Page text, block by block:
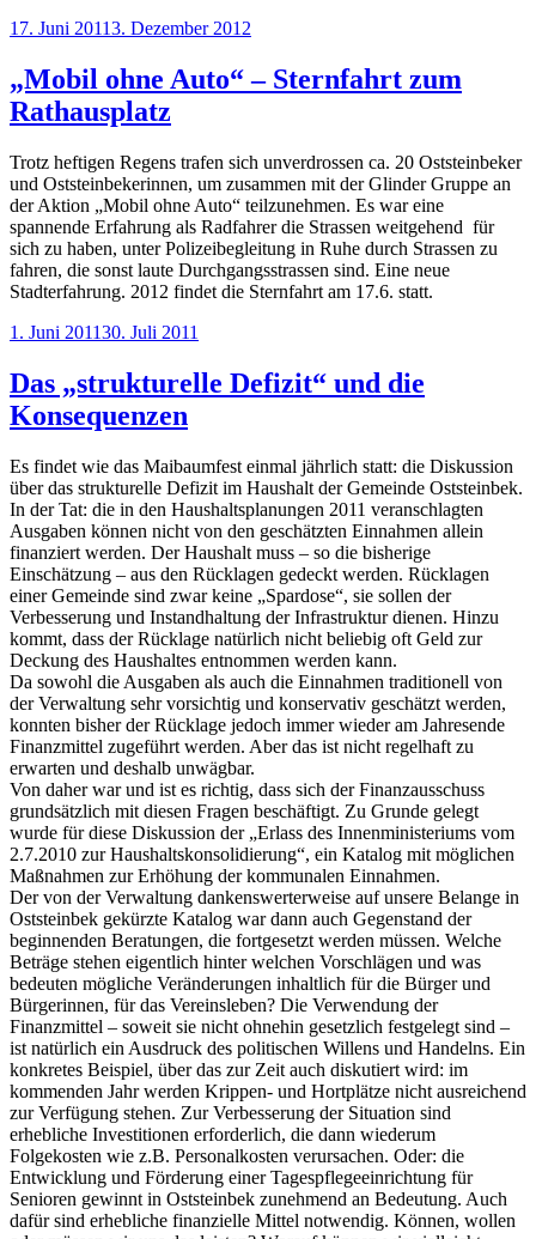
Veröffentlicht
17. Juni 20113. Dezember 2012
„Mobil ohne Auto“ – Sternfahrt zum
Rathausplatz
Trotz heftigen Regens trafen sich unverdrossen ca. 20 Oststeinbeker
und Oststeinbekerinnen, um zusammen mit der Glinder Gruppe an
der Aktion „Mobil ohne Auto“ teilzunehmen. Es war eine
spannende Erfahrung als Radfahrer die Strassen weitgehend für
sich zu haben, unter Polizeibegleitung in Ruhe durch Strassen zu
fahren, die sonst laute Durchgangsstrassen sind. Eine neue
Stadterfahrung. 2012 findet die Sternfahrt am 17.6. statt.
Veröffentlicht
1. Juni 201130. Juli 2011
Das „strukturelle Defizit“ und die
Konsequenzen
Es findet wie das Maibaumfest einmal jährlich statt: die Diskussion
über das strukturelle Defizit im Haushalt der Gemeinde Oststeinbek.
In der Tat: die in den Haushaltsplanungen 2011 veranschlagten
Ausgaben können nicht von den geschätzten Einnahmen allein
finanziert werden. Der Haushalt muss – so die bisherige
Einschätzung – aus den Rücklagen gedeckt werden. Rücklagen
einer Gemeinde sind zwar keine „Spardose“, sie sollen der
Verbesserung und Instandhaltung der Infrastruktur dienen. Hinzu
kommt, dass der Rücklage natürlich nicht beliebig oft Geld zur
Deckung des Haushaltes entnommen werden kann.
Da sowohl die Ausgaben als auch die Einnahmen traditionell von
der Verwaltung sehr vorsichtig und konservativ geschätzt werden,
konnten bisher der Rücklage jedoch immer wieder am Jahresende
Finanzmittel zugeführt werden. Aber das ist nicht regelhaft zu
erwarten und deshalb unwägbar.
Von daher war und ist es richtig, dass sich der Finanzausschuss
grundsätzlich mit diesen Fragen beschäftigt. Zu Grunde gelegt
wurde für diese Diskussion der „Erlass des Innenministeriums vom
2.7.2010 zur Haushaltskonsolidierung“, ein Katalog mit möglichen
Maßnahmen zur Erhöhung der kommunalen Einnahmen.
Der von der Verwaltung dankenswerterweise auf unsere Belange in
Oststeinbek gekürzte Katalog war dann auch Gegenstand der
beginnenden Beratungen, die fortgesetzt werden müssen. Welche
Beträge stehen eigentlich hinter welchen Vorschlägen und was
bedeuten mögliche Veränderungen inhaltlich für die Bürger und
Bürgerinnen, für das Vereinsleben? Die Verwendung der
Finanzmittel – soweit sie nicht ohnehin gesetzlich festgelegt sind –
ist natürlich ein Ausdruck des politischen Willens und Handelns. Ein
konkretes Beispiel, über das zur Zeit auch diskutiert wird: im
kommenden Jahr werden Krippen- und Hortplätze nicht ausreichend
zur Verfügung stehen. Zur Verbesserung der Situation sind
erhebliche Investitionen erforderlich, die dann wiederum
Folgekosten wie z.B. Personalkosten verursachen. Oder: die
Entwicklung und Förderung einer Tagespflegeeinrichtung für
Senioren gewinnt in Oststeinbek zunehmend an Bedeutung. Auch
dafür sind erhebliche finanzielle Mittel notwendig. Können, wollen